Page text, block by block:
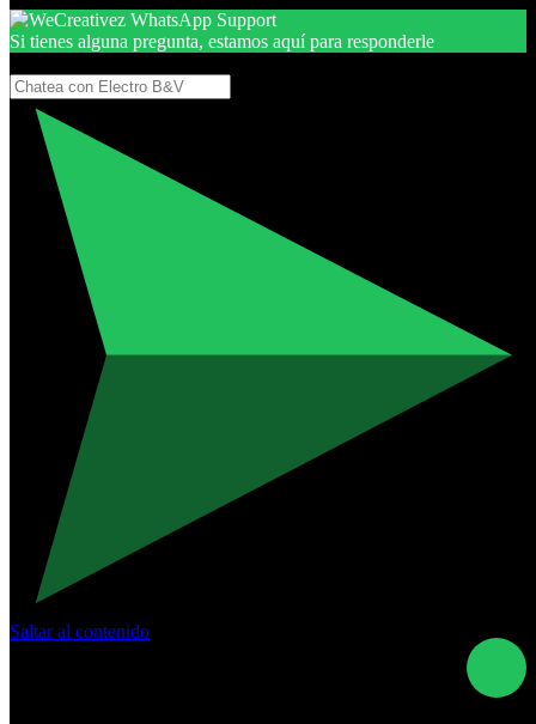
Si tienes alguna pregunta, estamos aquí para responderle
Saltar al contenido